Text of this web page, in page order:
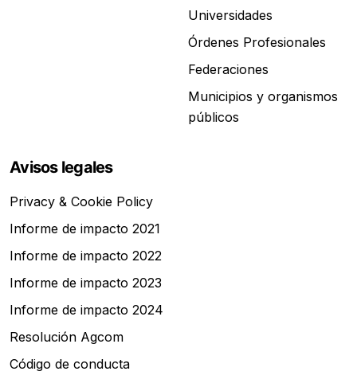
Universidades
Órdenes Profesionales
Federaciones
Municipios y organismos
públicos
Avisos legales
Privacy & Cookie Policy
Informe de impacto 2021
Informe de impacto 2022
Informe de impacto 2023
Informe de impacto 2024
Resolución Agcom
Código de conducta